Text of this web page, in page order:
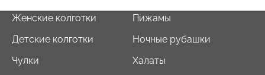
Женские колготки
Детские колготки
Чулки
Пижамы
Ночные рубашки
Халаты